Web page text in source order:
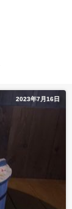
2023年7月16日